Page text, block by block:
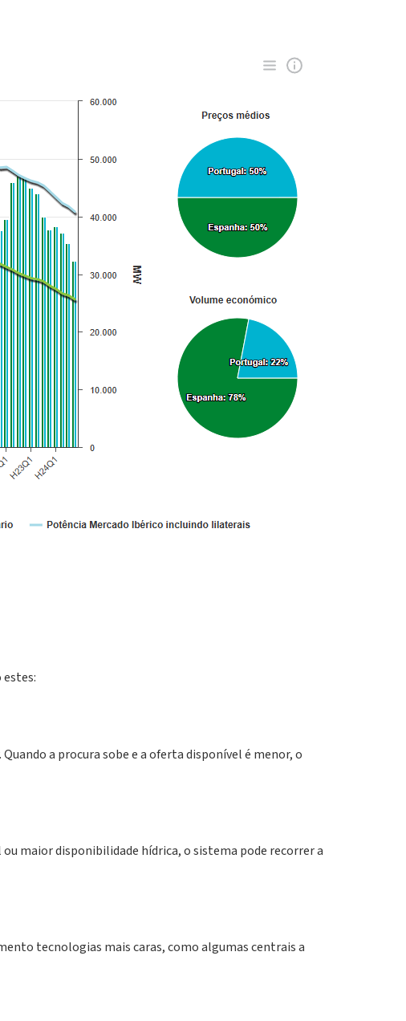
a procura sobe e a oferta disponível é menor, o
maior disponibilidade hídrica, o sistema pode recorrer a
tecnologias mais caras, como algumas centrais a